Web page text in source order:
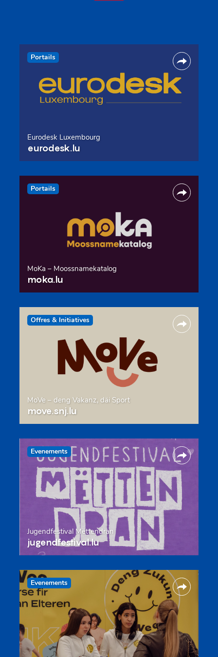
Portails
Eurodesk Luxembourg
eurodesk.lu
Portails
MoKa – Moossnamekatalog
moka.lu
Offres & Initiatives
MoVe – deng Vakanz, däi Sport
move.snj.lu
Evenements
Jugendfestival Mëttendran
jugendfestival.lu
Evenements